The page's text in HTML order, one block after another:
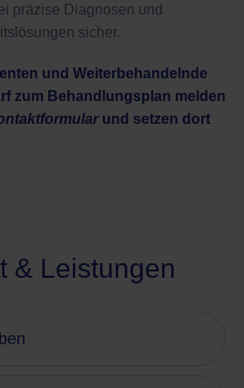
präzise Diagnosen und
sicher.
und Weiterbehandelnde
zum Behandlungsplan melden
und setzen dort
& Leistungen